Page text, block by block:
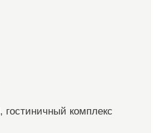
гостиничный комплекс